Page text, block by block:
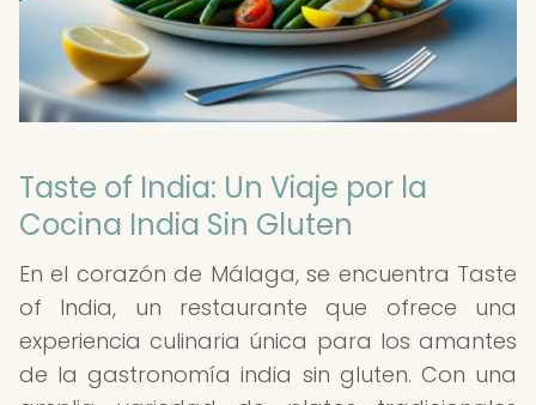
Taste of India: Un Viaje por la
Cocina India Sin Gluten
En el corazón de Málaga, se encuentra Taste
of India, un restaurante que ofrece una
experiencia culinaria única para los amantes
de la gastronomía india sin gluten. Con una